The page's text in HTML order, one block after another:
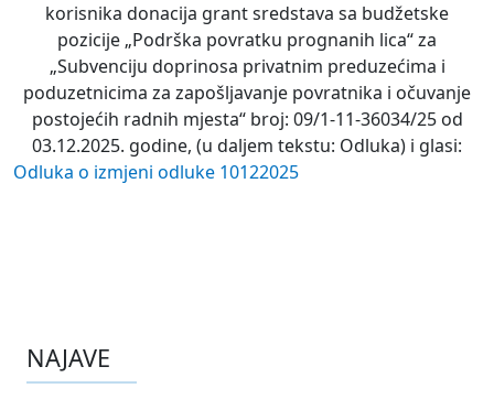
korisnika donacija grant sredstava sa budžetske
pozicije „Podrška povratku prognanih lica“ za
„Subvenciju doprinosa privatnim preduzećima i
poduzetnicima za zapošljavanje povratnika i očuvanje
postojećih radnih mjesta“ broj: 09/1-11-36034/25 od
03.12.2025. godine, (u daljem tekstu: Odluka) i glasi:
Odluka o izmjeni odluke 10122025
NAJAVE